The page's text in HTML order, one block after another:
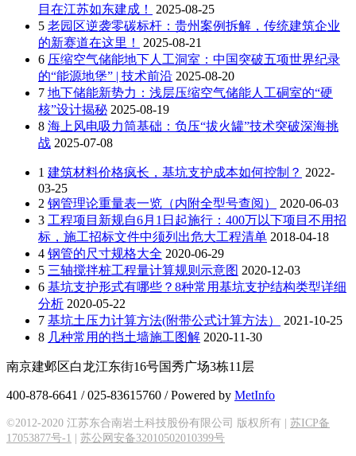
目在江苏如东建成！
2025-08-25
5 老园区逆袭零碳标杆：贵州案例拆解，传统建筑企业
的新赛道在这里！
2025-08-21
6 压缩空气储能地下人工洞室：中国突破五项世界纪录
的“能源地堡” | 技术前沿 2025-08-20
7 地下储能新势力：浅层压缩空气储能人工硐室的“硬
核”设计揭秘 2025-08-19
8 海上风电吸力筒基础：负压“拔火罐”技术突破深海挑
战 2025-07-08
1 建筑材料价格疯长，基坑支护成本如何控制？ 2022-
03-25
2 钢管理论重量表一览（内附全型号查阅）
2020-06-03
3 工程项目新规自6月1日起施行：400万以下项目不用招
标，施工招标文件中须列出危大工程清单 2018-04-18
4 钢管的尺寸规格大全 2020-06-29
5 三轴搅拌桩工程量计算规则示意图 2020-12-03
6 基坑支护形式有哪些？8种常用基坑支护结构类型详细
分析 2020-05-22
7 基坑土压力计算方法(附带公式计算方法）
2021-10-25
8 几种常用的挡土墙施工图解 2020-11-30
南京建邺区白龙江东街16号国秀广场3栋11层
400-878-6641 / 025-83615760 / Powered by MetInfo
©2012-2020 江苏东合南岩土科技股份有限公司 版权所有 | 苏ICP备
17053877号-1
苏公网安备32010502010399号